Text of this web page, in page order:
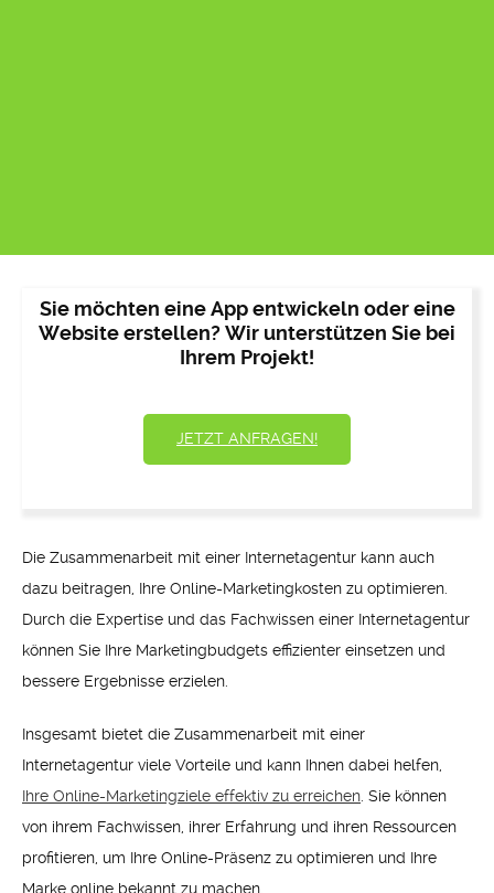
Sie möchten eine App entwickeln oder eine
Website erstellen? Wir unterstützen Sie bei
Ihrem Projekt!
JETZT ANFRAGEN!
Die Zusammenarbeit mit einer Internetagentur kann auch
dazu beitragen, Ihre Online-Marketingkosten zu optimieren.
Durch die Expertise und das Fachwissen einer Internetagentur
können Sie Ihre Marketingbudgets effizienter einsetzen und
bessere Ergebnisse erzielen.
Insgesamt bietet die Zusammenarbeit mit einer
Internetagentur viele Vorteile und kann Ihnen dabei helfen,
Ihre Online-Marketingziele effektiv zu erreichen . Sie können
von ihrem Fachwissen, ihrer Erfahrung und ihren Ressourcen
profitieren, um Ihre Online-Präsenz zu optimieren und Ihre
Marke online bekannt zu machen.